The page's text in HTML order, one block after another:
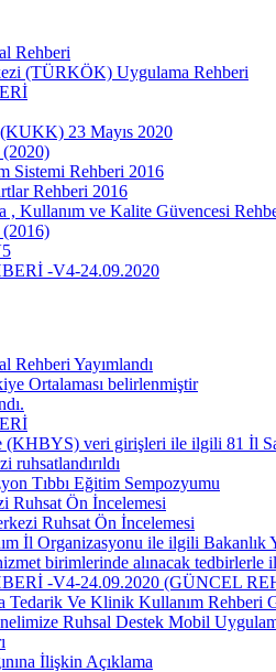
Rehberi
(TÜRKÖK) Uygulama Rehberi
23 Mayıs 2020
Sistemi Rehberi 2016
Rehberi 2016
, Kullanım ve Kalite Güvencesi
-V4-24.09.2020
Rehberi Yayımlandı
Ortalaması belirlenmiştir
veri girişleri ile ilgili 81 İl
ruhsatlandırıldı
Tıbbı Eğitim Sempozyumu
Ruhsat Ön İncelemesi
Ruhsat Ön İncelemesi
İl Organizasyonu ile ilgili Bakanlık
birimlerinde alınacak tedbirlerle
-V4-24.09.2020 (GÜNCEL
Ve Klinik Kullanım Rehberi
Ruhsal Destek Mobil
İlişkin Açıklama